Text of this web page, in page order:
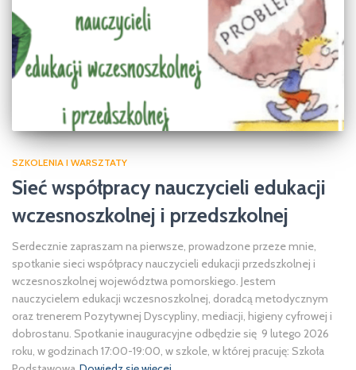
SZKOLENIA I WARSZTATY
Sieć współpracy nauczycieli edukacji
wczesnoszkolnej i przedszkolnej
Serdecznie zapraszam na pierwsze, prowadzone przeze mnie,
spotkanie sieci współpracy nauczycieli edukacji przedszkolnej i
wczesnoszkolnej województwa pomorskiego. Jestem
nauczycielem edukacji wczesnoszkolnej, doradcą metodycznym
oraz trenerem Pozytywnej Dyscypliny, mediacji, higieny cyfrowej i
dobrostanu. Spotkanie inauguracyjne odbędzie się 9 lutego 2026
roku, w godzinach 17:00-19:00, w szkole, w której pracuję: Szkoła